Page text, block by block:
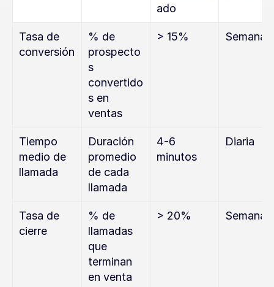
ado
Tasa de
conversión
% de
prospecto
s
convertido
s en
ventas
> 15% Semanal
Tiempo
medio de
llamada
Duración
promedio
de cada
llamada
4-6
minutos
Diaria
Tasa de
cierre
% de
llamadas
que
terminan
en venta
> 20% Semanal